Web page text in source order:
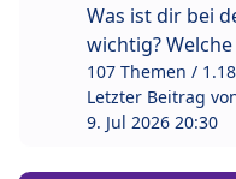
Was ist dir bei
wichtig?
107 Themen /
Letzter Beitrag
9. Jul 2026 20:30